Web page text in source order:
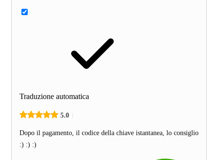
Traduzione automatica
5.0
Dopo il pagamento, il codice della chiave istantanea, lo consiglio
:) :) :)